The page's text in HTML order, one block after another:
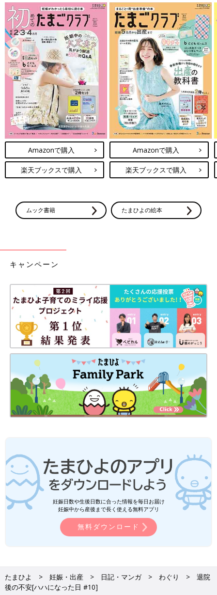
Amazonで購入
楽天ブックスで購入
Amazonで購入
楽天ブックスで購入
ムック書籍 たまひよの絵本
キャンペーン
妊娠日数や生後日数に合った情報を毎日お届け
妊娠中から産後まで長く使える無料アプリ
無料ダウンロード
たまひよ 妊娠・出産 日記・マンガ わぐり
退院
後の不安[ハハになった日 #10]